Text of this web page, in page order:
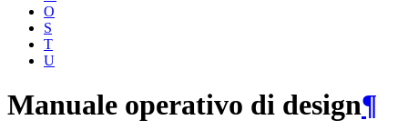
O
S
T
U
Manuale operativo di design¶